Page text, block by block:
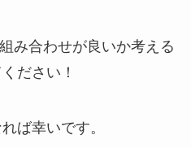
み合わせが良いか考える
ださい！
ば幸いです。